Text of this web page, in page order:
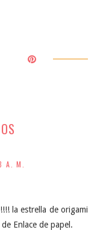
M.
la estrella de origami
Enlace de papel.